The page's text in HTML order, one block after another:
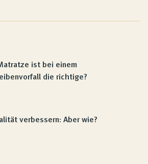
ist bei einem
die richtige?
verbessern: Aber wie?